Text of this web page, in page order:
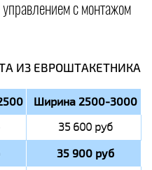
с монтажом
ИЗ ЕВРОШТАКЕТНИКА
Ширина 2500-3000
35 600 руб
35 900 руб